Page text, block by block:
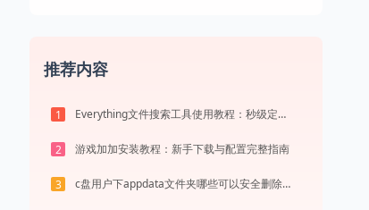
推荐内容
1 Everything文件搜索工具使用教程：秒级定位电脑任意文件的高效搜索神器
2 游戏加加安装教程：新手下载与配置完整指南
3 c盘用户下appdata文件夹哪些可以安全删除？